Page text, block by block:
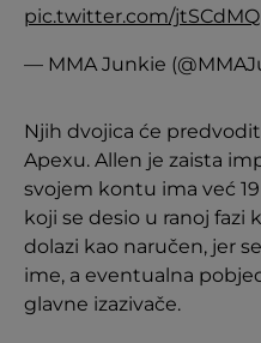
pic.twitter.com/
— MMA Junkie
Njih dvojica će
Apexu. Allen je zaista
svojem kontu ima već
koji se desio u ranoj fazi
dolazi kao naručen, jer
ime, a eventualna
glavne izazivače.